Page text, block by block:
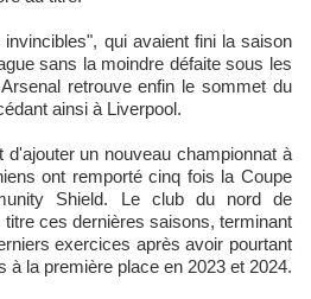
qui avaient fini ⁠la saison
sans la moindre défaite sous les
retrouve enfin le sommet ‌du
ainsi à Liverpool.
d'ajouter un nouveau ⁠championnat à
ont remporté cinq fois la Coupe
Shield. Le club du nord de
ces dernières saisons, terminant
exercices après ‌avoir pourtant
à la première place en 2023 et 2024.